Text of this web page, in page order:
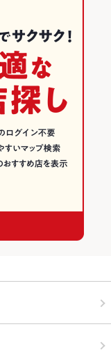
、ワイン充実
ておりますので、ご家族
合コン、ママ会、ご家族